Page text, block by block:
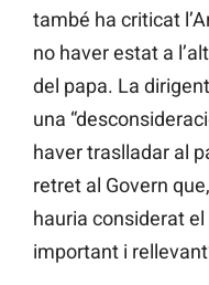
també ha criticat
no haver estat a
del papa. La
una
haver traslladar al
retret al Govern
hauria considerat
important i